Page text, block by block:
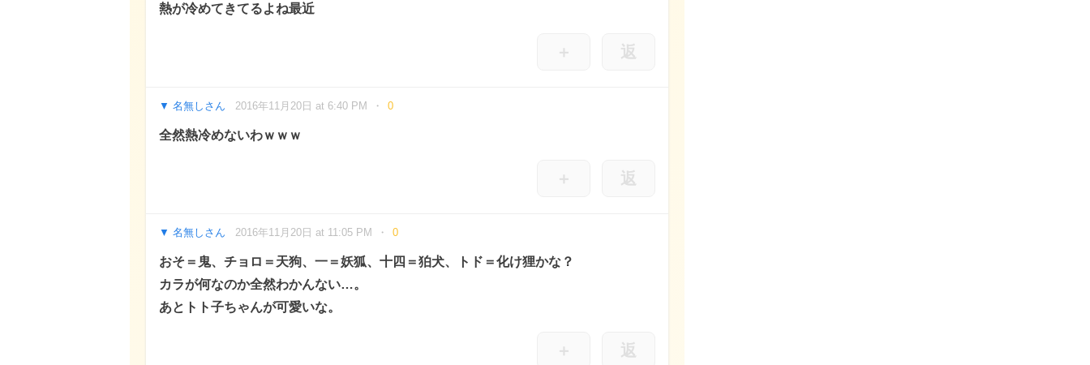
熱が冷めてきてるよね最近
＋ 返
名無しさん 2016年11月20日 at 6:40 PM 0
全然熱冷めないわｗｗｗ
＋ 返
名無しさん 2016年11月20日 at 11:05 PM 0
おそ＝鬼、チョロ＝天狗、一＝妖狐、十四＝狛犬、トド＝化け狸かな？
カラが何なのか全然わかんない…。
あとトト子ちゃんが可愛いな。
＋ 返